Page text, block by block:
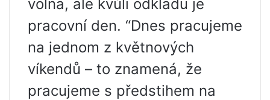
volna, ale kvůli odkladu je
pracovní den. “Dnes pracujeme
na jednom z květnových
víkendů – to znamená, že
pracujeme s předstihem na